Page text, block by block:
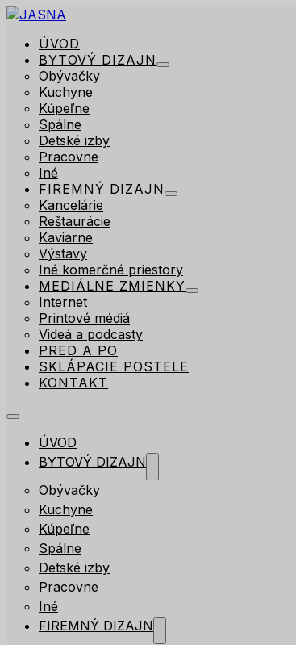
ÚVOD
BYTOVÝ DIZAJN
Obývačky
Kuchyne
Kúpeľne
Spálne
Detské izby
Pracovne
Iné
FIREMNÝ DIZAJN
Kancelárie
Reštaurácie
Kaviarne
Výstavy
Iné komerčné priestory
MEDIÁLNE ZMIENKY
Internet
Printové médiá
Videá a podcasty
PRED A PO
SKLÁPACIE POSTELE
KONTAKT
ÚVOD
BYTOVÝ DIZAJN
Obývačky
Kuchyne
Kúpeľne
Spálne
Detské izby
Pracovne
Iné
FIREMNÝ DIZAJN